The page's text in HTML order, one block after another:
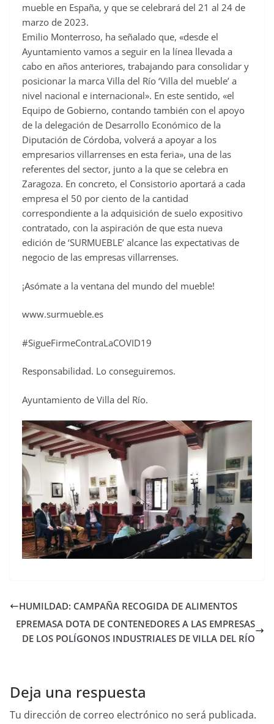
mueble en España, y que se celebrará del 21 al 24 de
marzo de 2023.
Emilio Monterroso, ha señalado que, «desde el
Ayuntamiento vamos a seguir en la línea llevada a
cabo en años anteriores, trabajando para consolidar y
posicionar la marca Villa del Río ‘Villa del mueble’ a
nivel nacional e internacional». En este sentido, «el
Equipo de Gobierno, contando también con el apoyo
de la delegación de Desarrollo Económico de la
Diputación de Córdoba, volverá a apoyar a los
empresarios villarrenses en esta feria», una de las
referentes del sector, junto a la que se celebra en
Zaragoza. En concreto, el Consistorio aportará a cada
empresa el 50 por ciento de la cantidad
correspondiente a la adquisición de suelo expositivo
contratado, con la aspiración de que esta nueva
edición de ‘SURMUEBLE’ alcance las expectativas de
negocio de las empresas villarrenses.
¡Asómate a la ventana del mundo del mueble!
www.surmueble.es
#SigueFirmeContraLaCOVID19
Responsabilidad. Lo conseguiremos.
Ayuntamiento de Villa del Río.
HUMILDAD: CAMPAÑA RECOGIDA DE ALIMENTOS
EPREMASA DOTA DE CONTENEDORES A LAS EMPRESAS
DE LOS POLÍGONOS INDUSTRIALES DE VILLA DEL RÍO
Deja una respuesta
Tu dirección de correo electrónico no será publicada.